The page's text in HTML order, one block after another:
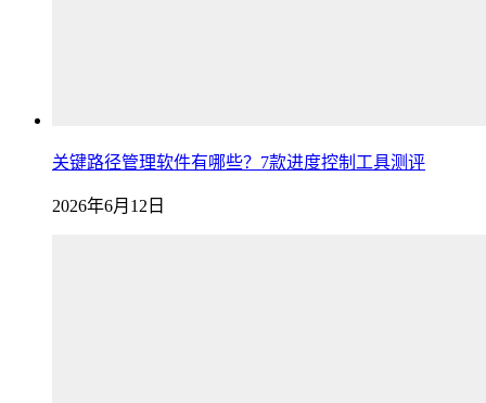
关键路径管理软件有哪些？7款进度控制工具测评
2026年6月12日